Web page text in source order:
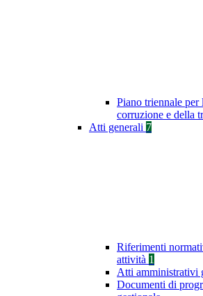
Piano triennale per
corruzione e della
Atti generali 7
Riferimenti
attività 1
Atti amministrativi
Documenti di